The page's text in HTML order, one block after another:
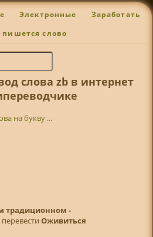
Электронные Заработать
пишется слово
слова zb в интернет
на букву ...
традиционном -
Оживиться